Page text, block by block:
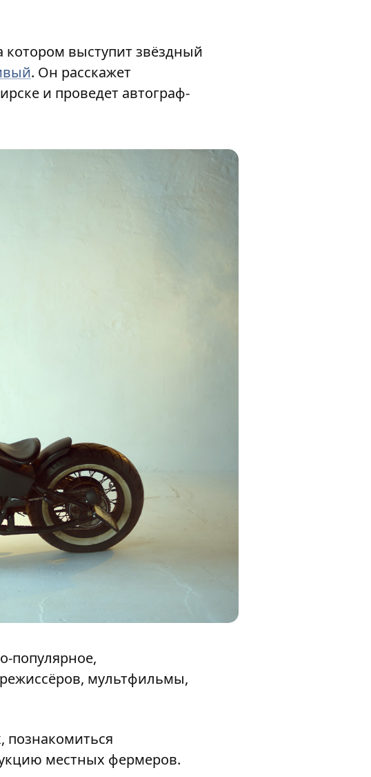
котором выступит звёздный
. Он расскажет
и проведет автограф-
популярное,
мультфильмы,
познакомиться
местных фермеров.